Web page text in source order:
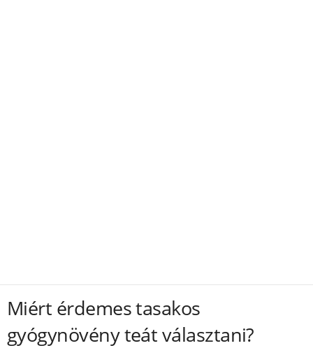
Miért érdemes tasakos
gyógynövény teát választani?